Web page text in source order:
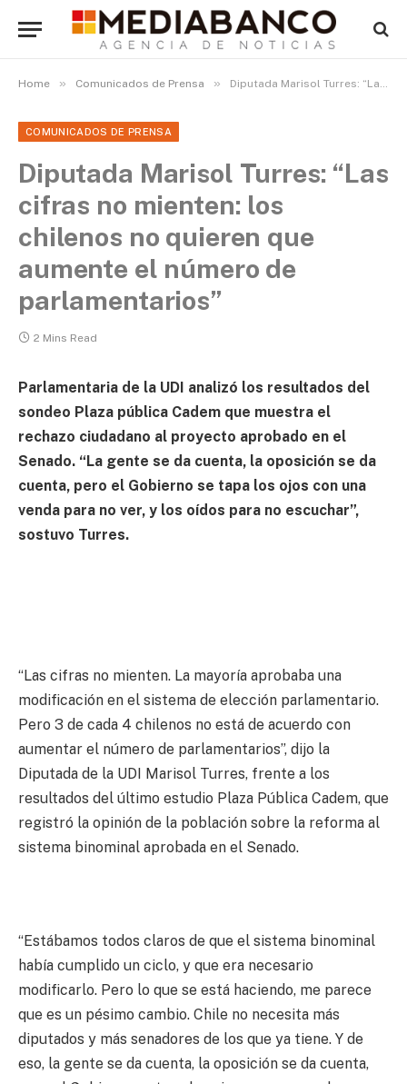
Home » Comunicados de Prensa » Diputada Marisol Turres: “Las cifras no mienten: los chilenos no quieren que aumente el número de parlamentarios”
COMUNICADOS DE PRENSA
Diputada Marisol Turres: “Las
cifras no mienten: los
chilenos no quieren que
aumente el número de
parlamentarios”
2 Mins Read
Parlamentaria de la UDI analizó los resultados del
sondeo Plaza pública Cadem que muestra el
rechazo ciudadano al proyecto aprobado en el
Senado. “La gente se da cuenta, la oposición se da
cuenta, pero el Gobierno se tapa los ojos con una
venda para no ver, y los oídos para no escuchar”,
sostuvo Turres.
“Las cifras no mienten. La mayoría aprobaba una
modificación en el sistema de elección parlamentario.
Pero 3 de cada 4 chilenos no está de acuerdo con
aumentar el número de parlamentarios”, dijo la
Diputada de la UDI Marisol Turres, frente a los
resultados del último estudio Plaza Pública Cadem, que
registró la opinión de la población sobre la reforma al
sistema binominal aprobada en el Senado.
“Estábamos todos claros de que el sistema binominal
había cumplido un ciclo, y que era necesario
modificarlo. Pero lo que se está haciendo, me parece
que es un pésimo cambio. Chile no necesita más
diputados y más senadores de los que ya tiene. Y de
eso, la gente se da cuenta, la oposición se da cuenta,